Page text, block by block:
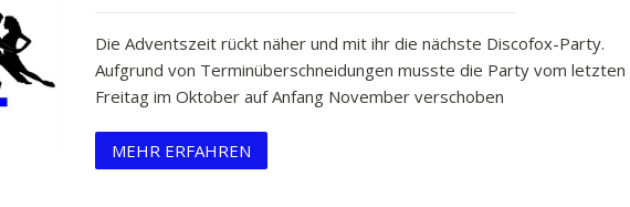
Die Adventszeit rückt näher und mit ihr die nächste Discofox-Party.
Aufgrund von Terminüberschneidungen musste die Party vom letzten
Freitag im Oktober auf Anfang November verschoben
MEHR ERFAHREN